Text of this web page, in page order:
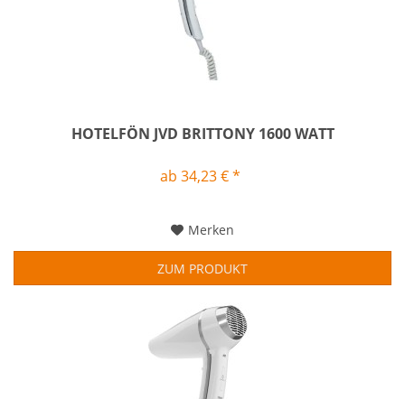
HOTELFÖN JVD BRITTONY 1600 WATT
ab 34,23 € *
Merken
ZUM PRODUKT